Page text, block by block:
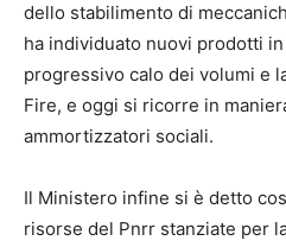
dello stabilimento di
ha individuato nuovi prodotti
progressivo calo dei volumi e
Fire, e oggi si ricorre in
ammortizzatori sociali.
Il Ministero infine si è detto
risorse del Pnrr stanziate per